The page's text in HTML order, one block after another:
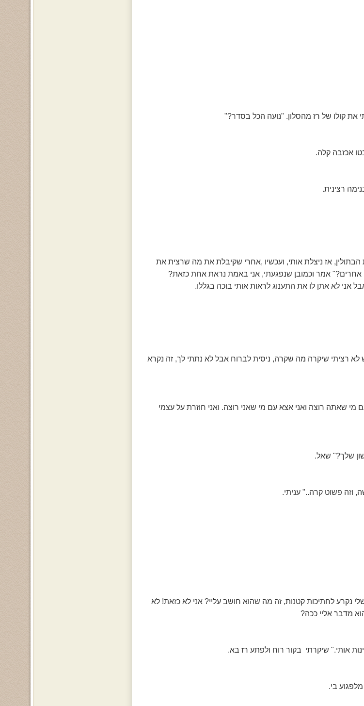
את קולו של רז מהסלון. "נועה הכל בסדר?"
אכזבה קלה.
רצינית.
אז ניצלת אותי, ועכשיו ,אחרי שקיבלת את מה שרצית את
אמר וכמובן שנפגעתי, אני באמת נראת אחת כזאת?
אני לא אתן לו את התענוג לראות אותי בוכה בגללו.
רציתי שיקרה מה שקרה, ניסית לברוח אבל לא נתתי לך, זה נקרא
מי שאתה רוצה ואני אצא עם מי שאני רוצה. ואני חוזרת על עצמי
שלך?" שאל.
וזה פשוט קרה.." עניתי.
נקרע לחתיכות קטנות, זה מה שהוא חושב עליי? אני לא כזאת! לא
מדבר אליי ככה?
אותי." שיקרתי בקור רוח ולפתע רז בא.
בי.